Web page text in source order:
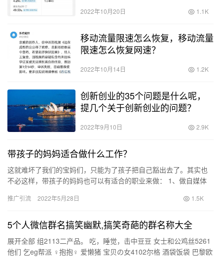
2022年10月20日 1.1K
移动流量限速怎么恢复，移动流量
限速怎么恢复网速？
2022年10月14日 1.2K
创新创业的35个问题是什么呢，
提几个关于创新创业的问题？
2022年9月10日 2.9K
带孩子的妈妈适合做什么工作？
这就难坏了我们的宝妈们，只能为了孩子把自己豁出去了。其实也
不必这样，带孩子的妈妈也可以有适合的职业来做： 1、做自媒体
育、…
推广引流 2022年5月28日 1.5K
5个人微信群名搞笑幽默,搞笑奇葩的群名称大全
展开全部 组2113二产品。 吃，睡觉，击中豆豆 女士和公鸡丝5261
他们 乞eg帮派 ♀抱抱♀ 爱懒猪 宝贝の女4102尔格 酒袋饭袋 巴黎欧